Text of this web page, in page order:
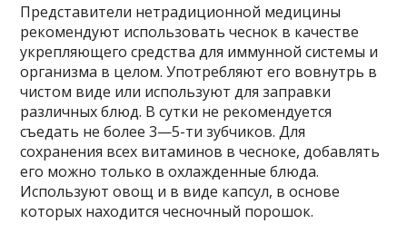
Представители нетрадиционной медицины
рекомендуют использовать чеснок в качестве
укрепляющего средства для иммунной системы и
организма в целом. Употребляют его вовнутрь в
чистом виде или используют для заправки
различных блюд. В сутки не рекомендуется
съедать не более 3—5-ти зубчиков. Для
сохранения всех витаминов в чесноке, добавлять
его можно только в охлажденные блюда.
Используют овощ и в виде капсул, в основе
которых находится чесночный порошок.